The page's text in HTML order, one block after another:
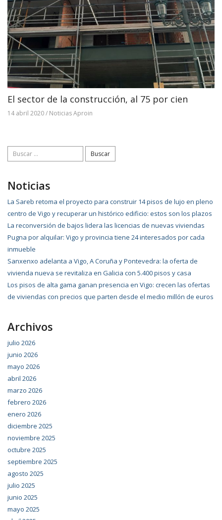
El sector de la construcción, al 75 por cien
14 abril 2020/ Noticias Aproin
Buscar:
Noticias
La Sareb retoma el proyecto para construir 14 pisos de lujo en pleno
centro de Vigo y recuperar un histórico edificio: estos son los plazos
La reconversión de bajos lidera las licencias de nuevas viviendas
Pugna por alquilar: Vigo y provincia tiene 24 interesados por cada
inmueble
Sanxenxo adelanta a Vigo, A Coruña y Pontevedra: la oferta de
vivienda nueva se revitaliza en Galicia con 5.400 pisos y casa
Los pisos de alta gama ganan presencia en Vigo: crecen las ofertas
de viviendas con precios que parten desde el medio millón de euros
Archivos
julio 2026
junio 2026
mayo 2026
abril 2026
marzo 2026
febrero 2026
enero 2026
diciembre 2025
noviembre 2025
octubre 2025
septiembre 2025
agosto 2025
julio 2025
junio 2025
mayo 2025